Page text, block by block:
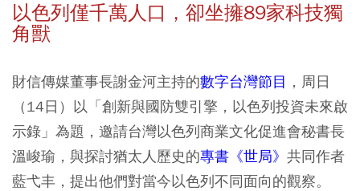
以色列僅千萬人口，卻坐擁89家科技獨
角獸
財信傳媒董事長謝金河主持的數字台灣節目 ，周日
（14日）以「創新與國防雙引擎，以色列投資未來啟
示錄」為題，邀請台灣以色列商業文化促進會秘書長
溫峻瑜，與探討猶太人歷史的專書《世局》 共同作者
藍弋丰，提出他們對當今以色列不同面向的觀察。